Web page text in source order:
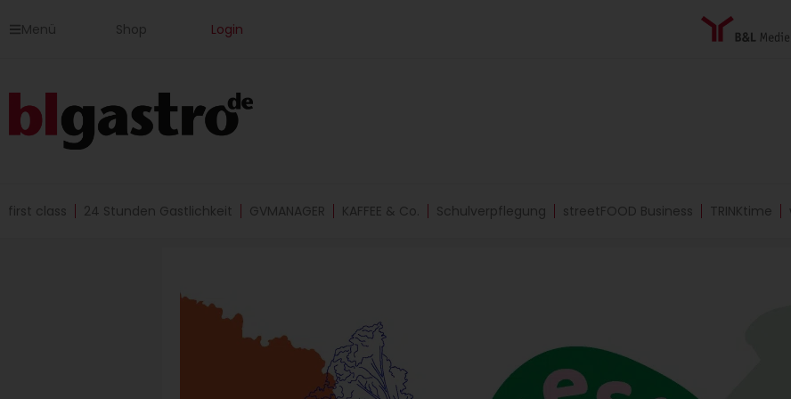
InhaltMenü Shop Login
first class 24 Stunden Gastlichkeit GVMANAGER KAFFEE & Co. Schulverpflegung streetFOOD Business TRINKtime